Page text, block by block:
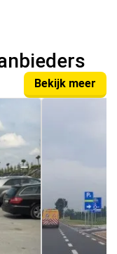
Bekijk meer